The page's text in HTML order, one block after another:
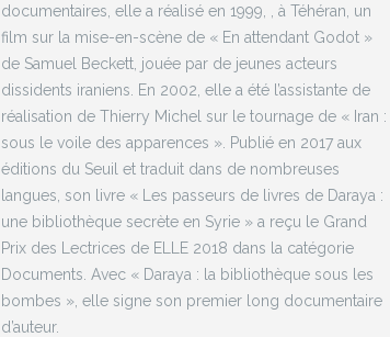
documentaires, elle a réalisé en 1999, , à Téhéran, un
film sur la mise-en-scène de « En attendant Godot »
de Samuel Beckett, jouée par de jeunes acteurs
dissidents iraniens. En 2002, elle a été l’assistante de
réalisation de Thierry Michel sur le tournage de « Iran :
sous le voile des apparences ». Publié en 2017 aux
éditions du Seuil et traduit dans de nombreuses
langues, son livre « Les passeurs de livres de Daraya :
une bibliothèque secrète en Syrie » a reçu le Grand
Prix des Lectrices de ELLE 2018 dans la catégorie
Documents. Avec « Daraya : la bibliothèque sous les
bombes », elle signe son premier long documentaire
d’auteur.